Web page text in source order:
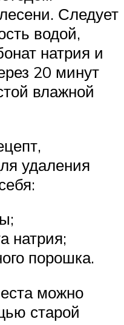
Следует
водой,
натрия и
20 минут
влажной
удаления
натрия;
порошка.
можно
старой